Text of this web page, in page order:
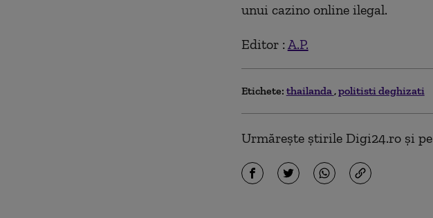
unui cazino online ilegal.
Editor : A.P.
Etichete: thailanda politisti deghizati
Urmărește știrile Digi24.ro și pe